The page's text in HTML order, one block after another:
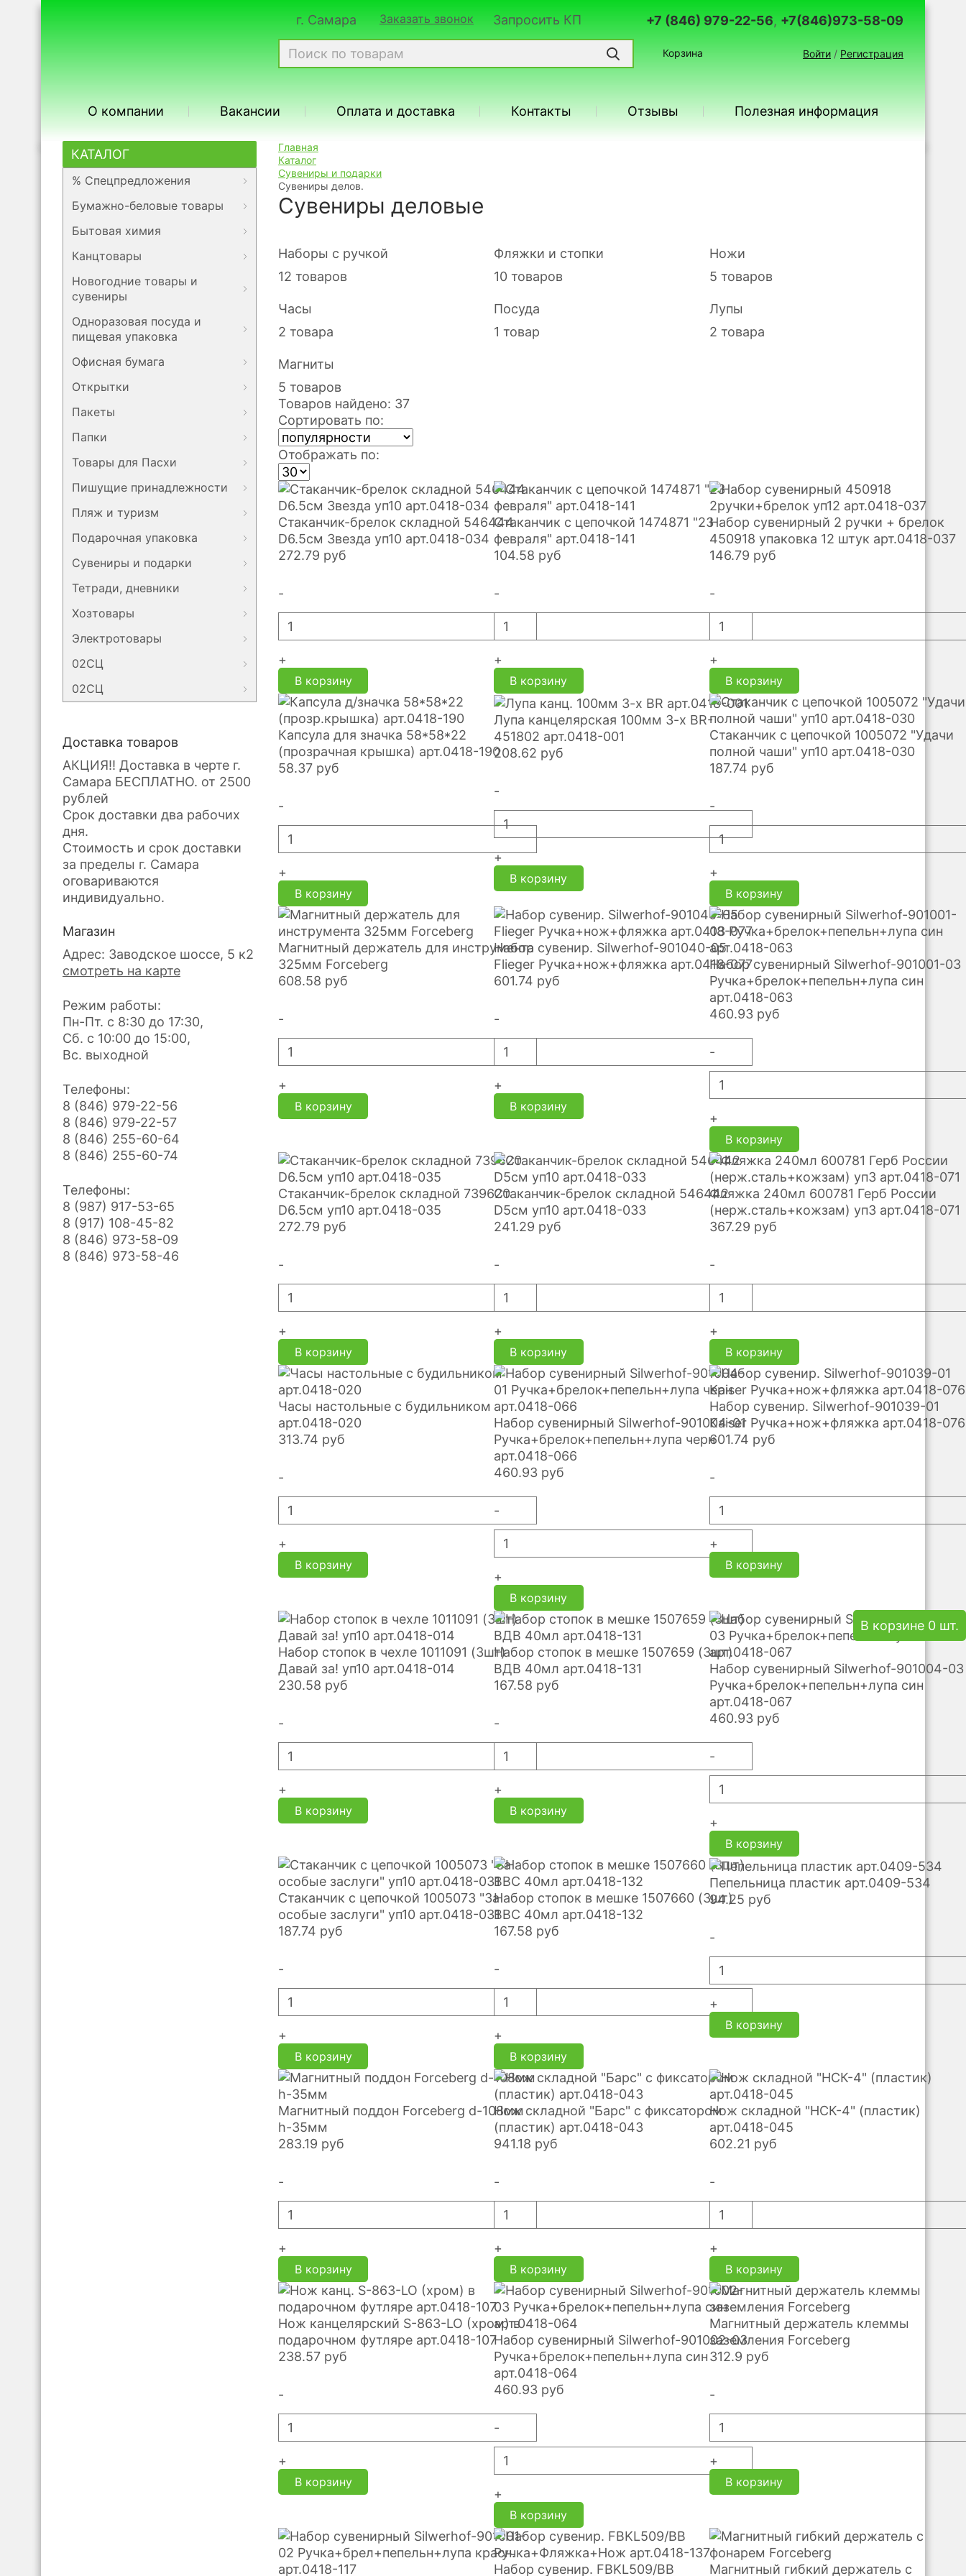
г. Самара Заказать звонок Запросить КП +7 (846) 979-22-56, +7(846)973-58-09
Корзина Войти / Регистрация
В корзине 0 шт.
О компании Вакансии Оплата и доставка Контакты Отзывы Полезная информация
КАТАЛОГ
% Спецпредложения
Бумажно-беловые товары
Бытовая химия
Канцтовары
Новогодние товары и
сувениры
Одноразовая посуда и
пищевая упаковка
Офисная бумага
Открытки
Пакеты
Папки
Товары для Пасхи
Пишущие принадлежности
Пляж и туризм
Подарочная упаковка
Сувениры и подарки
Тетради, дневники
Хозтовары
Электротовары
02СЦ
02СЦ
Доставка товаров
АКЦИЯ!! Доставка в черте г.
Самара БЕСПЛАТНО. от 2500
рублей
Срок доставки два рабочих
дня.
Стоимость и срок доставки
за пределы г. Самара
оговариваются
индивидуально.
Магазин
Адрес: Заводское шоссе, 5 к2
смотреть на карте
Режим работы:
Пн-Пт. с 8:30 до 17:30,
Сб. с 10:00 до 15:00,
Вс. выходной
Телефоны:
8 (846) 979-22-56
8 (846) 979-22-57
8 (846) 255-60-64
8 (846) 255-60-74
Телефоны:
8 (987) 917-53-65
8 (917) 108-45-82
8 (846) 973-58-09
8 (846) 973-58-46
Главная
Каталог
Сувениры и подарки
Сувениры делов.
Сувениры деловые
Наборы с ручкой
12 товаров
Фляжки и стопки
10 товаров
Ножи
5 товаров
Часы
2 товара
Посуда
1 товар
Лупы
2 товара
Магниты
5 товаров
Товаров найдено: 37
Сортировать по:
Отображать по:
Стаканчик-брелок складной 546444
D6.5см Звезда уп10 арт.0418-034
272.79 руб
-
+
В корзину
Стаканчик с цепочкой 1474871 "23
февраля" арт.0418-141
104.58 руб
-
+
В корзину
Набор сувенирный 2 ручки + брелок
450918 упаковка 12 штук арт.0418-037
146.79 руб
-
+
В корзину
Капсула для значка 58*58*22
(прозрачная крышка) арт.0418-190
58.37 руб
-
+
В корзину
Лупа канцелярская 100мм 3-х BR-
451802 арт.0418-001
208.62 руб
-
+
В корзину
Стаканчик с цепочкой 1005072 "Удачи
полной чаши" уп10 арт.0418-030
187.74 руб
-
+
В корзину
Магнитный держатель для инструмента
325мм Forceberg
608.58 руб
-
+
В корзину
Набор сувенир. Silwerhof-901040-05
Flieger Ручка+нож+фляжка арт.0418-077
601.74 руб
-
+
В корзину
Набор сувенирный Silwerhof-901001-03
Ручка+брелок+пепельн+лупа син
арт.0418-063
460.93 руб
-
+
В корзину
Стаканчик-брелок складной 739620
D6.5см уп10 арт.0418-035
272.79 руб
-
+
В корзину
Стаканчик-брелок складной 546442
D5см уп10 арт.0418-033
241.29 руб
-
+
В корзину
Фляжка 240мл 600781 Герб России
(нерж.сталь+кожзам) уп3 арт.0418-071
367.29 руб
-
+
В корзину
Часы настольные с будильником
арт.0418-020
313.74 руб
-
+
В корзину
Набор сувенирный Silwerhof-901004-01
Ручка+брелок+пепельн+лупа черн
арт.0418-066
460.93 руб
-
+
В корзину
Набор сувенир. Silwerhof-901039-01
Kaiser Ручка+нож+фляжка арт.0418-076
601.74 руб
-
+
В корзину
Набор стопок в чехле 1011091 (3шт)
Давай за! уп10 арт.0418-014
230.58 руб
-
+
В корзину
Набор стопок в мешке 1507659 (3шт)
ВДВ 40мл арт.0418-131
167.58 руб
-
+
В корзину
Набор сувенирный Silwerhof-901004-03
Ручка+брелок+пепельн+лупа син
арт.0418-067
460.93 руб
-
+
В корзину
Стаканчик с цепочкой 1005073 "За
особые заслуги" уп10 арт.0418-031
187.74 руб
-
+
В корзину
Набор стопок в мешке 1507660 (3шт)
ВВС 40мл арт.0418-132
167.58 руб
-
+
В корзину
Пепельница пластик арт.0409-534
94.25 руб
-
+
В корзину
Магнитный поддон Forceberg d-108мм
h-35мм
283.19 руб
-
+
В корзину
Нож складной "Барс" с фиксатором
(пластик) арт.0418-043
941.18 руб
-
+
В корзину
Нож складной "НСК-4" (пластик)
арт.0418-045
602.21 руб
-
+
В корзину
Нож канцелярский S-863-LO (хром) в
подарочном футляре арт.0418-107
238.57 руб
-
+
В корзину
Набор сувенирный Silwerhof-901002-03
Ручка+брелок+пепельн+лупа син
арт.0418-064
460.93 руб
-
+
В корзину
Магнитный держатель клеммы
заземления Forceberg
312.9 руб
-
+
В корзину
Набор сувенир. FBKL509/BB Магнитный гибкий держатель с